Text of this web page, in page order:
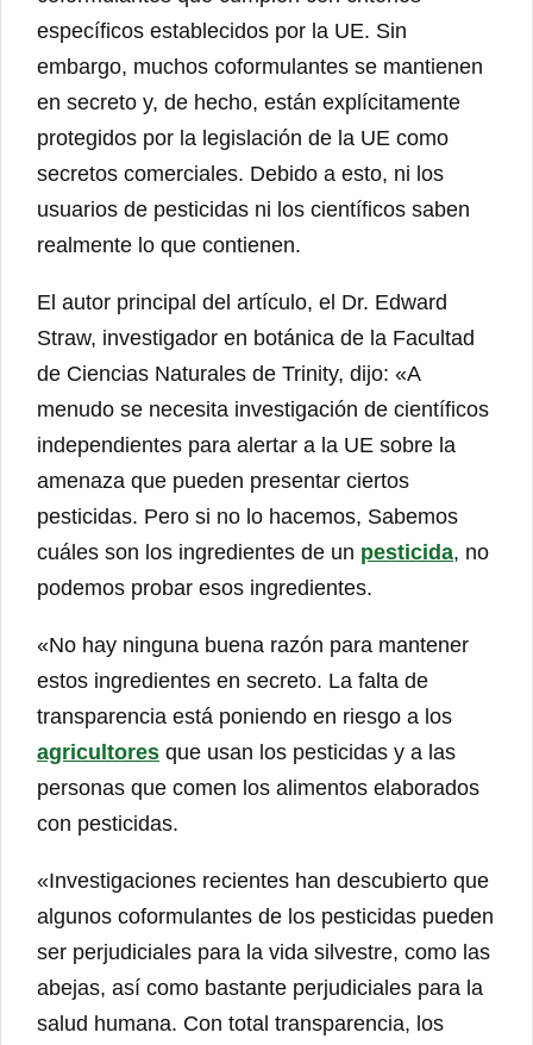
específicos establecidos por la UE. Sin
embargo, muchos coformulantes se mantienen
en secreto y, de hecho, están explícitamente
protegidos por la legislación de la UE como
secretos comerciales. Debido a esto, ni los
usuarios de pesticidas ni los científicos saben
realmente lo que contienen.
El autor principal del artículo, el Dr. Edward
Straw, investigador en botánica de la Facultad
de Ciencias Naturales de Trinity, dijo: «A
menudo se necesita investigación de científicos
independientes para alertar a la UE sobre la
amenaza que pueden presentar ciertos
pesticidas. Pero si no lo hacemos, Sabemos
cuáles son los ingredientes de un pesticida, no
podemos probar esos ingredientes.
«No hay ninguna buena razón para mantener
estos ingredientes en secreto. La falta de
transparencia está poniendo en riesgo a los
agricultores que usan los pesticidas y a las
personas que comen los alimentos elaborados
con pesticidas.
«Investigaciones recientes han descubierto que
algunos coformulantes de los pesticidas pueden
ser perjudiciales para la vida silvestre, como las
abejas, así como bastante perjudiciales para la
salud humana. Con total transparencia, los